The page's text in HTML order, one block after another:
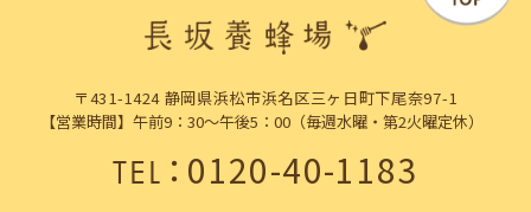
〒431-1424 静岡県浜松市浜名区三ヶ日町下尾奈97-1
【営業時間】午前9：30～午後5：00（毎週水曜・第2火曜定休）
TEL：0120-40-1183